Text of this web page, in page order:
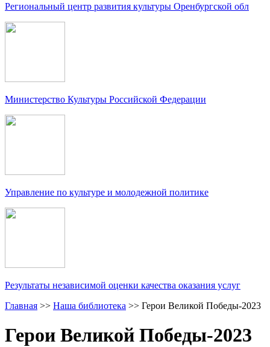
Региональный центр развития культуры Оренбургской обл
Министерство Культуры Российской Федерации
Управление по культуре и молодежной политике
Результаты независимой оценки качества оказания услуг
Главная >> Наша библиотека >> Герои Великой Победы-2023
Герои Великой Победы-2023